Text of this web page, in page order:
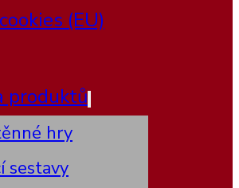
(EU)
produktů
hry
sestavy